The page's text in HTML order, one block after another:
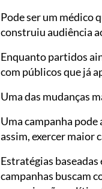
Pode ser um médico
construiu audiência
Enquanto partidos
com públicos que já
Uma das mudanças
Uma campanha
assim, exercer maior
Estratégias
campanhas buscam